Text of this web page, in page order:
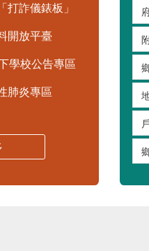
打詐儀錶板」
開放平臺
學校公告專區
肺炎專區